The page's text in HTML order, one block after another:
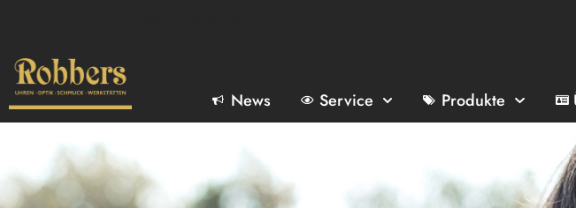
News Service Produkte